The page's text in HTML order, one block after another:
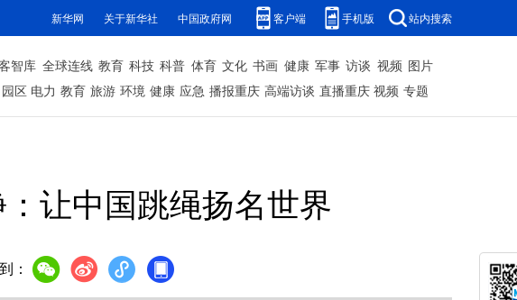
新华网 关于新华社 中国政府网 客户端 手机版 站内搜索
智库 全球连线 教育 科技 科普 体育 文化 书画 健康 军事 访谈 视频 图片
园区 电力 教育 旅游 环境 健康 应急 播报重庆 高端访谈 直播重庆 视频 专题
让中国跳绳扬名世界
：